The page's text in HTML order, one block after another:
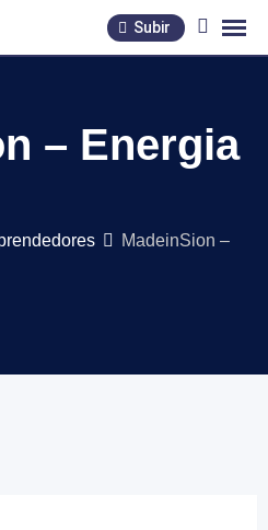
Subir
– Energia
MadeinSion –